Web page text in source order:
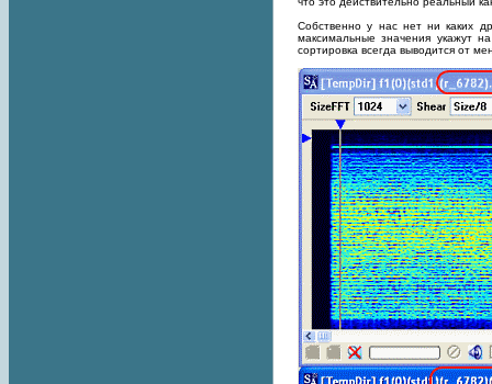
Собственно у нас нет ни каких
максимальные значения укажут
сортировка всегда выводится от